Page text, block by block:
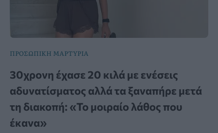
ΠΡΟΣΩΠΙΚΗ ΜΑΡΤΥΡΙΑ
30χρονη έχασε 20 κιλά με ενέσεις
αδυνατίσματος αλλά τα ξαναπήρε μετά
τη διακοπή: «Το μοιραίο λάθος που
έκανα»